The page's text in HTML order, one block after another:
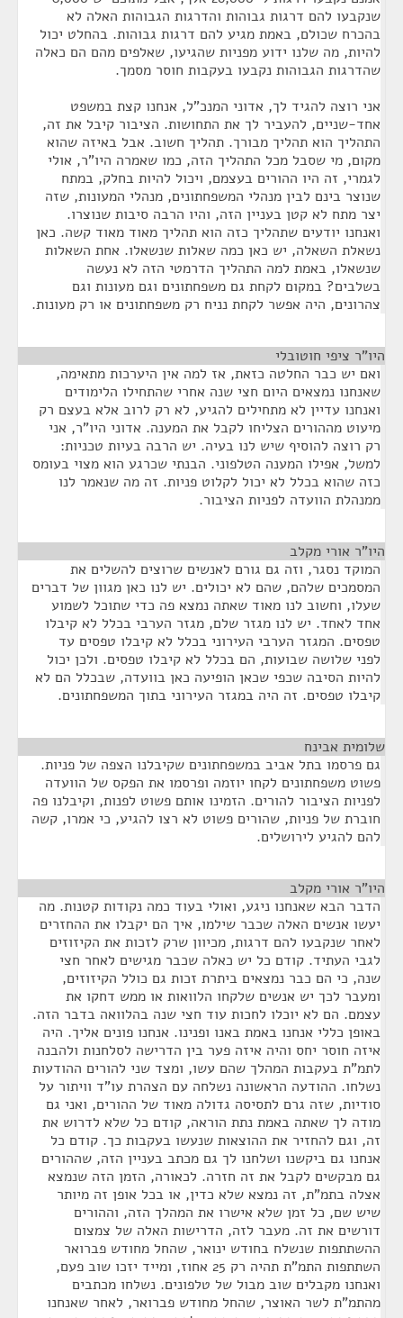
שנקבעו להם דרגות גבוהות והדרגות הגבוהות האלה לא
בהכרח שכולם, באמת מגיע להם דרגות גבוהות. בהחלט יכול
להיות, מה שלנו ידוע מפניות שהגיעו, שאלפים מהם הם כאלה
שהדרגות הגבוהות נקבעו בעקבות חוסר מסמך.
אני רוצה להגיד לך, אדוני המנכ"ל, אנחנו קצת במשפט
אחד-שניים, להעביר לך את התחושות. הציבור קיבל את זה,
התהליך הוא תהליך מבורך. תהליך חשוב. אבל באיזה שהוא
מקום, מי שסבל מכל התהליך הזה, כמו שאמרה היו"ר, אולי
לגמרי, זה היו ההורים בעצמם, ויכול להיות בחלק, במתח
שנוצר בינם לבין מנהלי המשפחתונים, מנהלי המעונות, שזה
יצר מתח לא קטן בעניין הזה, והיו הרבה סיבות שנוצרו.
ואנחנו יודעים שתהליך כזה הוא תהליך מאוד מאוד קשה. כאן
נשאלת השאלה, יש כאן כמה שאלות שנשאלו. אחת השאלות
שנשאלו, באמת למה התהליך הדרמטי הזה לא נעשה
בשלבים? במקום לקחת גם משפחתונים וגם מעונות וגם
צהרונים, היה אפשר לקחת נניח רק משפחתונים או רק מעונות.
היו"ר ציפי חוטובלי
ואם יש כבר החלטה כזאת, אז למה אין היערכות מתאימה,
שאנחנו נמצאים היום חצי שנה אחרי שהתחילו הלימודים
ואנחנו עדיין לא מתחילים להגיע, לא רק לרוב אלא בעצם רק
מיעוט מההורים הצליחו לקבל את המענה. אדוני היו"ר, אני
רק רוצה להוסיף שיש לנו בעיה. יש הרבה בעיות טכניות:
למשל, אפילו המענה הטלפוני. הבנתי שכרגע הוא מצוי בעומס
כזה שהוא בכלל לא יכול לקלוט פניות. זה מה שנאמר לנו
ממנהלת הוועדה לפניות הציבור.
היו"ר אורי מקלב
המוקד נסגר, וזה גם גורם לאנשים שרוצים להשלים את
המסמכים שלהם, שהם לא יכולים. יש לנו כאן מגוון של דברים
שעלו, וחשוב לנו מאוד שאתה נמצא פה כדי שתוכל לשמוע
אחד לאחד. יש לנו מגזר שלם, מגזר הערבי בכלל לא קיבלו
טפסים. המגזר הערבי העירוני בכלל לא קיבלו טפסים עד
לפני שלושה שבועות, הם בכלל לא קיבלו טפסים. ולכן יכול
להיות הסיבה שכפי שכאן הופיעה כאן בוועדה, שבכלל הם לא
קיבלו טפסים. זה היה במגזר העירוני בתוך המשפחתונים.
שלומית אבינח
גם פרסמו בתל אביב במשפחתונים שקיבלנו הצפה של פניות.
פשוט משפחתונים לקחו יוזמה ופרסמו את הפקס של הוועדה
לפניות הציבור להורים. הזמינו אותם פשוט לפנות, וקיבלנו פה
חוברת של פניות, שהורים פשוט לא רצו להגיע, כי אמרו, קשה
להם להגיע לירושלים.
היו"ר אורי מקלב
הדבר הבא שאנחנו ניגע, ואולי בעוד כמה נקודות קטנות. מה
יעשו אנשים האלה שכבר שילמו, איך הם יקבלו את ההחזרים
לאחר שנקבעו להם דרגות, מכיוון שרק לזכות את הקיזוזים
לגבי העתיד. קודם כל יש כאלה שכבר מגישים לאחר חצי
שנה, כי הם כבר נמצאים ביתרת זכות גם כולל הקיזוזים,
ומעבר לכך יש אנשים שלקחו הלוואות או ממש דחקו את
עצמם. הם לא יוכלו לחכות עוד חצי שנה בהלוואה בדבר הזה.
באופן כללי אנחנו באמת באנו ופנינו. אנחנו פונים אליך. היה
איזה חוסר יחס והיה איזה פער בין הדרישה לסלחנות ולהבנה
לתמ"ת בעקבות המהלך שהם עשו, ומצד שני להורים ההודעות
נשלחו. ההודעה הראשונה נשלחה עם הצהרת עו"ד וויתור על
סודיות, שזה גרם לתסיסה גדולה מאוד של ההורים, ואני גם
מודה לך שאתה באמת נתת הוראה, קודם כל שלא לדרוש את
זה, וגם להחזיר את ההוצאות שנעשו בעקבות כך. קודם כל
אנחנו גם ביקשנו ושלחנו לך גם מכתב בעניין הזה, שההורים
גם מבקשים לקבל את זה חזרה. לכאורה, הזמן הזה שנמצא
אצלה בתמ"ת, זה נמצא שלא כדין, או בכל אופן זה מיותר
שיש שם, כל זמן שלא אישרו את המהלך הזה, וההורים
דורשים את זה. מעבר לזה, הדרישות האלה של צמצום
ההשתתפות שנשלח בחודש ינואר, שהחל מחודש פברואר
השתתפות התמ"ת תהיה רק 25 אחוז, ומייד יזכו שוב פעם,
ואנחנו מקבלים שוב מבול של טלפונים. נשלחו מכתבים
מהתמ"ת לשר האוצר, שהחל מחודש פברואר, לאחר שאנחנו